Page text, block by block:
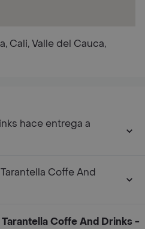
Cali, Valle del Cauca,
hace entrega a
Coffe And
Coffe And Drinks -